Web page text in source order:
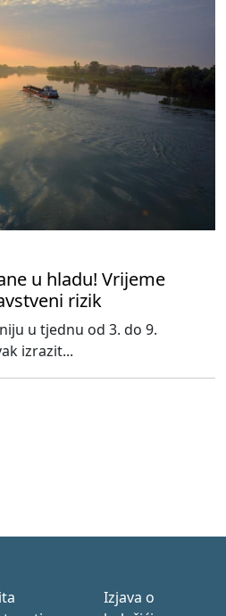
u hladu! Vrijeme
rizik
u tjednu od 3. do 9.
izrazit...
Izjava o